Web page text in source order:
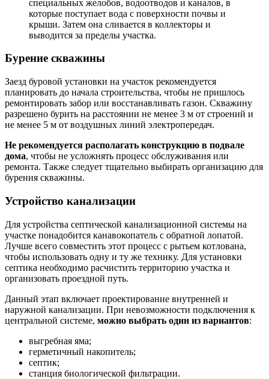
специальных желобов, водоотводов и каналов, в
которые поступает вода с поверхности почвы и
крыши. Затем она сливается в коллекторы и
выводится за пределы участка.
Бурение скважины
Заезд буровой установки на участок рекомендуется
планировать до начала строительства, чтобы не пришлось
ремонтировать забор или восстанавливать газон. Скважину
разрешено бурить на расстоянии не менее 3 м от строений и
не менее 5 м от воздушных линий электропередач.
Не рекомендуется располагать конструкцию в подвале
дома, чтобы не усложнять процесс обслуживания или
ремонта. Также следует тщательно выбирать организацию для
бурения скважины.
Устройство канализации
Для устройства септической канализационной системы на
участке понадобится канавокопатель с обратной лопатой.
Лучше всего совместить этот процесс с рытьем котлована,
чтобы использовать одну и ту же технику. Для установки
септика необходимо расчистить территорию участка и
организовать проездной путь.
Данный этап включает проектирование внутренней и
наружной канализации. При невозможности подключения к
центральной системе, можно выбрать один из вариантов:
выгребная яма;
герметичный накопитель;
септик;
станция биологической фильтрации.